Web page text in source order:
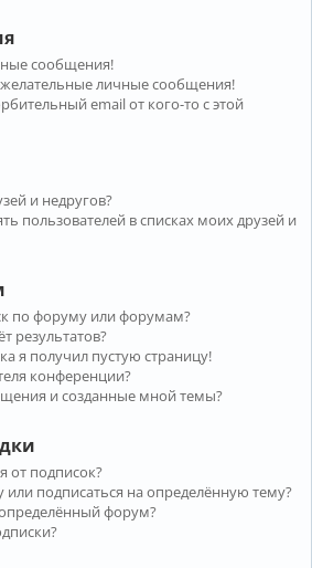
сообщения!
личные сообщения!
email от кого-то с этой
и недругов?
пользователей в списках моих друзей и
по форуму или форумам?
результатов?
я получил пустую страницу!
конференции?
и созданные мной темы?
от подписок?
или подписаться на определённую тему?
форум?